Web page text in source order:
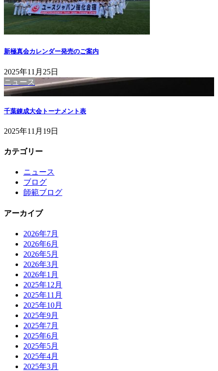
新極真会カレンダー発売のご案内
2025年11月25日
ニュース
千葉錬成大会トーナメント表
2025年11月19日
カテゴリー
ニュース
ブログ
師範ブログ
アーカイブ
2026年7月
2026年6月
2026年5月
2026年3月
2026年1月
2025年12月
2025年11月
2025年10月
2025年9月
2025年7月
2025年6月
2025年5月
2025年4月
2025年3月